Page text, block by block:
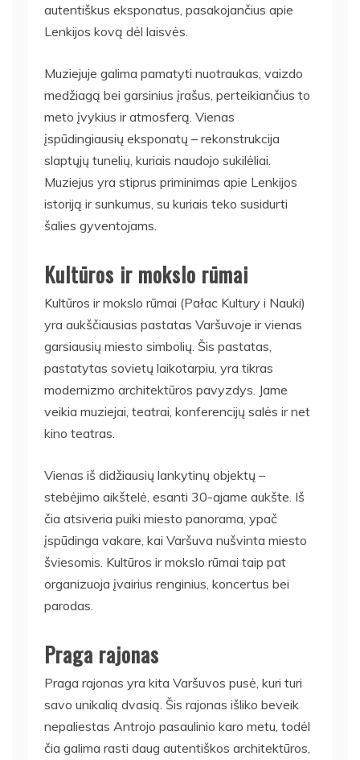
autentiškus eksponatus, pasakojančius apie
Lenkijos kovą dėl laisvės.
Muziejuje galima pamatyti nuotraukas, vaizdo
medžiagą bei garsinius įrašus, perteikiančius to
meto įvykius ir atmosferą. Vienas
įspūdingiausių eksponatų – rekonstrukcija
slaptųjų tunelių, kuriais naudojo sukilėliai.
Muziejus yra stiprus priminimas apie Lenkijos
istoriją ir sunkumus, su kuriais teko susidurti
šalies gyventojams.
Kultūros ir mokslo rūmai
Kultūros ir mokslo rūmai (Pałac Kultury i Nauki)
yra aukščiausias pastatas Varšuvoje ir vienas
garsiausių miesto simbolių. Šis pastatas,
pastatytas sovietų laikotarpiu, yra tikras
modernizmo architektūros pavyzdys. Jame
veikia muziejai, teatrai, konferencijų salės ir net
kino teatras.
Vienas iš didžiausių lankytinų objektų –
stebėjimo aikštelė, esanti 30-ajame aukšte. Iš
čia atsiveria puiki miesto panorama, ypač
įspūdinga vakare, kai Varšuva nušvinta miesto
šviesomis. Kultūros ir mokslo rūmai taip pat
organizuoja įvairius renginius, koncertus bei
parodas.
Praga rajonas
Praga rajonas yra kita Varšuvos pusė, kuri turi
savo unikalią dvasią. Šis rajonas išliko beveik
nepaliestas Antrojo pasaulinio karo metu, todėl
čia galima rasti daug autentiškos architektūros,